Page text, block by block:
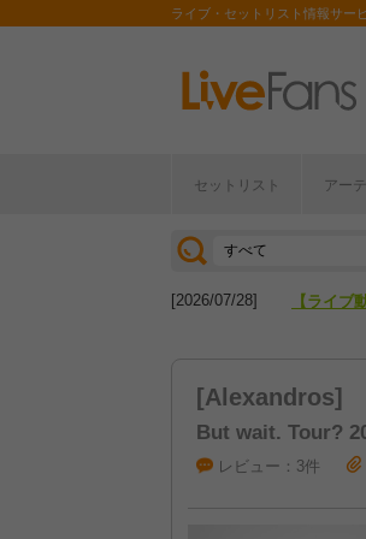
ライブ・セットリスト情報サー
セットリスト アー
[2026/04/27] 【フェス
[2026/07/28] 【ライブ
[Alexandros]
But wait. Tour?
レビュー：3件